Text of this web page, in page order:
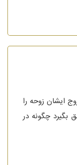
ایشان زوحه را
بگیرد چگونه در